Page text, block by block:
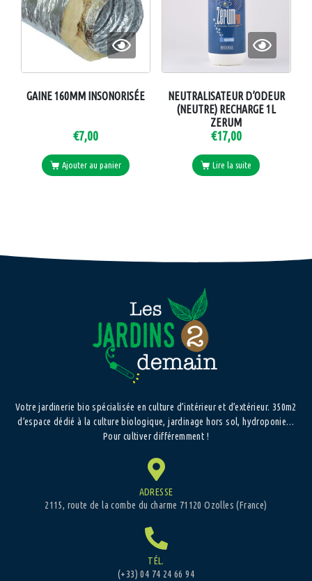
GAINE 160MM INSONORISÉE
€7,00
Ajouter au panier
NEUTRALISATEUR D’ODEUR
(NEUTRE) RECHARGE 1L
ZERUM
€17,00
Lire la suite
Votre jardinerie bio spécialisée en culture d’intérieur et d’extérieur. 350m2
d’espace dédié à la culture biologique, jardinage hors sol, hydroponie…
Pour cultiver différemment !
ADRESSE
2115, route de la combe du charme 71120 Ozolles (France)
TÉL.
(+33) 04 74 24 66 94